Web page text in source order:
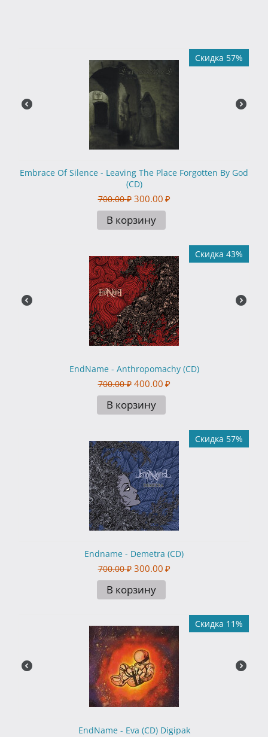
Скидка 57%
Embrace Of Silence - Leaving The Place Forgotten By God
(CD)
700.00 ₽ 300.00 ₽
В корзину
Скидка 43%
EndName - Anthropomachy (CD)
700.00 ₽ 400.00 ₽
В корзину
Скидка 57%
Endname - Demetra (CD)
700.00 ₽ 300.00 ₽
В корзину
Скидка 11%
EndName - Eva (CD) Digipak